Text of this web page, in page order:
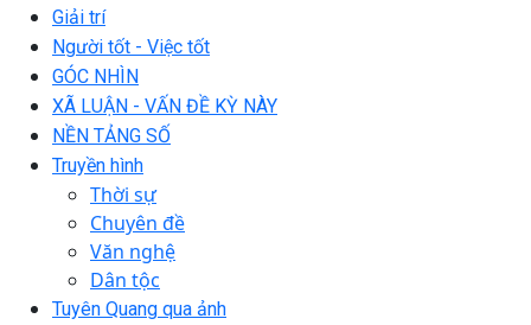
Giải trí
Người tốt - Việc tốt
GÓC NHÌN
XÃ LUẬN - VẤN ĐỀ KỲ NÀY
NỀN TẢNG SỐ
Truyền hình
Thời sự
Chuyên đề
Văn nghệ
Dân tộc
Tuyên Quang qua ảnh